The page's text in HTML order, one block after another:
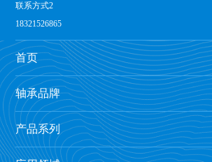
联系方式2
18321526865
首页
轴承品牌
产品系列